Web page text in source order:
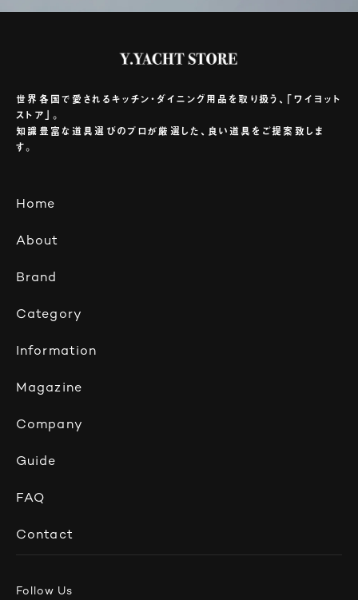
世界各国で愛されるキッチン・ダイニング用品を取り扱う、「ワイヨット
ストア」。
知識豊富な道具選びのプロが厳選した、良い道具をご提案致しま
す。
Home
Brand
Information
Company
FAQ
About
Category
Magazine
Guide
Contact
Follow Us